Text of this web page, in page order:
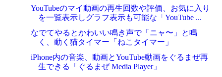
YouTubeのマイ動画の再生回数や評価、お気に入り
を一覧表示しグラフ表示も可能な「YouTube ...
なでてやるとかわいい鳴き声で「ニャ〜」と鳴
く、動く猫タイマー「ねこタイマー」
iPhone内の音楽、動画とYouTube動画をぐるまぜ再
生できる「ぐるまぜ Media Player」